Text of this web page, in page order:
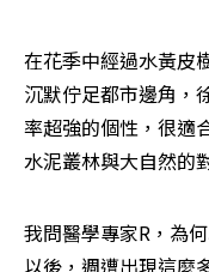
在花季中經過水黃皮
沉默佇足都市邊角，
率超強的個性，很適
水泥叢林與大自然的
我問醫學專家R，為